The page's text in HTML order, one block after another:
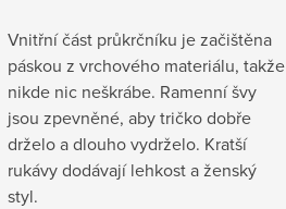
Vnitřní část průkrčníku je začištěna
páskou z vrchového materiálu, takže
nikde nic neškrábe. Ramenní švy
jsou zpevněné, aby tričko dobře
drželo a dlouho vydrželo. Kratší
rukávy dodávají lehkost a ženský
styl.